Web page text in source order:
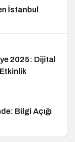
İstanbul
2025: Dijital
Etkinlik
Bilgi Açığı